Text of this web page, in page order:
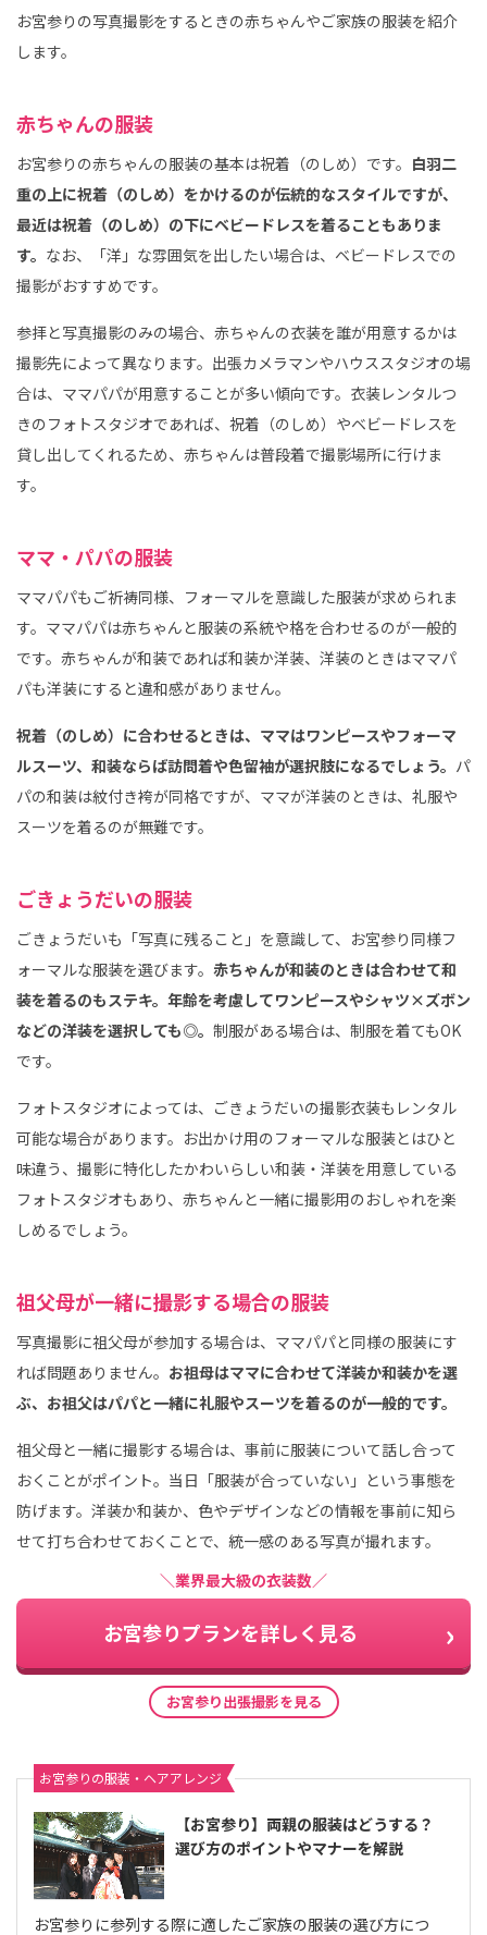
お宮参りの写真撮影をするときの赤ちゃんやご家族の服装を紹介
します。
赤ちゃんの服装
お宮参りの赤ちゃんの服装の基本は祝着（のしめ）です。 白羽二
重の上に祝着（のしめ）をかけるのが伝統的なスタイルですが、
最近は祝着（のしめ）の下にベビードレスを着ることもありま
す。 なお、「洋」な雰囲気を出したい場合は、ベビードレスでの
撮影がおすすめです。
参拝と写真撮影のみの場合、赤ちゃんの衣装を誰が用意するかは
撮影先によって異なります。出張カメラマンやハウススタジオの場
合は、ママパパが用意することが多い傾向です。衣装レンタルつ
きのフォトスタジオであれば、祝着（のしめ）やベビードレスを
貸し出してくれるため、赤ちゃんは普段着で撮影場所に行けま
す。
ママ・パパの服装
ママパパもご祈祷同様、フォーマルを意識した服装が求められま
す。ママパパは赤ちゃんと服装の系統や格を合わせるのが一般的
です。赤ちゃんが和装であれば和装か洋装、洋装のときはママパ
パも洋装にすると違和感がありません。
祝着（のしめ）に合わせるときは、ママはワンピースやフォーマ
ルスーツ、和装ならば訪問着や色留袖が選択肢になるでしょう。 パ
パの和装は紋付き袴が同格ですが、ママが洋装のときは、礼服や
スーツを着るのが無難です。
ごきょうだいの服装
ごきょうだいも「写真に残ること」を意識して、お宮参り同様フ
ォーマルな服装を選びます。 赤ちゃんが和装のときは合わせて和
装を着るのもステキ。年齢を考慮してワンピースやシャツ×ズボン
などの洋装を選択しても◎。 制服がある場合は、制服を着てもOK
です。
フォトスタジオによっては、ごきょうだいの撮影衣装もレンタル
可能な場合があります。お出かけ用のフォーマルな服装とはひと
味違う、撮影に特化したかわいらしい和装・洋装を用意している
フォトスタジオもあり、赤ちゃんと一緒に撮影用のおしゃれを楽
しめるでしょう。
祖父母が一緒に撮影する場合の服装
写真撮影に祖父母が参加する場合は、ママパパと同様の服装にす
れば問題ありません。 お祖母はママに合わせて洋装か和装かを選
ぶ、お祖父はパパと一緒に礼服やスーツを着るのが一般的です。
祖父母と一緒に撮影する場合は、事前に服装について話し合って
おくことがポイント。当日「服装が合っていない」という事態を
防げます。洋装か和装か、色やデザインなどの情報を事前に知ら
せて打ち合わせておくことで、統一感のある写真が撮れます。
＼業界最大級の衣装数／
お宮参りプランを詳しく見る
お宮参り出張撮影を見る
お宮参りの服装・ヘアアレンジ
【お宮参り】両親の服装はどうする？
選び方のポイントやマナーを解説
お宮参りに参列する際に適したご家族の服装の選び方につ